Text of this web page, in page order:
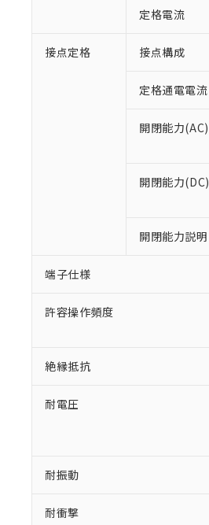
定格電流
接点定格 接点構成
定格通電電流
開閉能力(AC)
開閉能力(DC)
開閉能力説明
端子仕様
許容操作頻度
絶縁抵抗
耐電圧
耐振動
耐衝撃